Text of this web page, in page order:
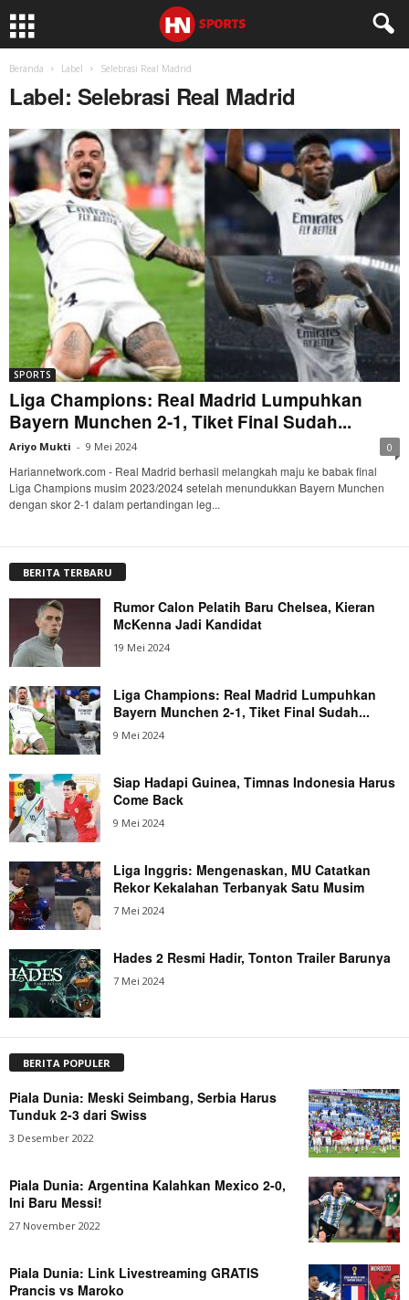
Beranda Label Selebrasi Real Madrid
Label: Selebrasi Real Madrid
SPORTS
Liga Champions: Real Madrid Lumpuhkan
Bayern Munchen 2-1, Tiket Final Sudah...
Ariyo Mukti - 9 Mei 2024 0
Hariannetwork.com - Real Madrid berhasil melangkah maju ke babak final
Liga Champions musim 2023/2024 setelah menundukkan Bayern Munchen
dengan skor 2-1 dalam pertandingan leg...
BERITA TERBARU
Rumor Calon Pelatih Baru Chelsea, Kieran
McKenna Jadi Kandidat
19 Mei 2024
Liga Champions: Real Madrid Lumpuhkan
Bayern Munchen 2-1, Tiket Final Sudah...
9 Mei 2024
Siap Hadapi Guinea, Timnas Indonesia Harus
Come Back
9 Mei 2024
Liga Inggris: Mengenaskan, MU Catatkan
Rekor Kekalahan Terbanyak Satu Musim
7 Mei 2024
Hades 2 Resmi Hadir, Tonton Trailer Barunya
7 Mei 2024
BERITA POPULER
Piala Dunia: Meski Seimbang, Serbia Harus
Tunduk 2-3 dari Swiss
3 Desember 2022
Piala Dunia: Argentina Kalahkan Mexico 2-0,
Ini Baru Messi!
27 November 2022
Piala Dunia: Link Livestreaming GRATIS
Prancis vs Maroko